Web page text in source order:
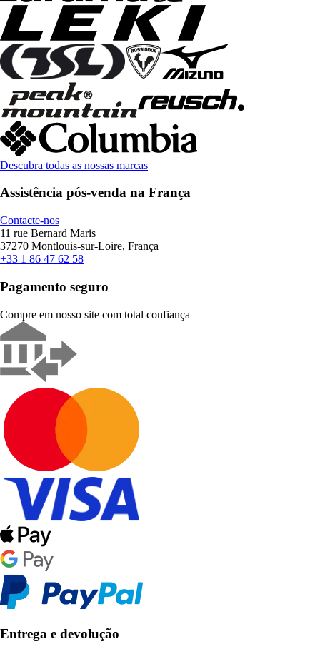
Descubra todas as nossas marcas
Assistência pós-venda na França
Contacte-nos
11 rue Bernard Maris
37270 Montlouis-sur-Loire, França
+33 1 86 47 62 58
Pagamento seguro
Compre em nosso site com total confiança
Entrega e devolução